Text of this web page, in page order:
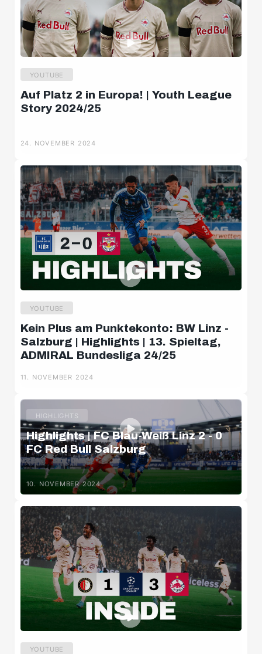
YOUTUBE
Auf Platz 2 in Europa! | Youth League
Story 2024/25
24. NOVEMBER 2024
YOUTUBE
Kein Plus am Punktekonto: BW Linz -
Salzburg | Highlights | 13. Spieltag,
ADMIRAL Bundesliga 24/25
11. NOVEMBER 2024
HIGHLIGHTS
Highlights | FC Blau-Weiß Linz 2 - 0
FC Red Bull Salzburg
10. NOVEMBER 2024
YOUTUBE